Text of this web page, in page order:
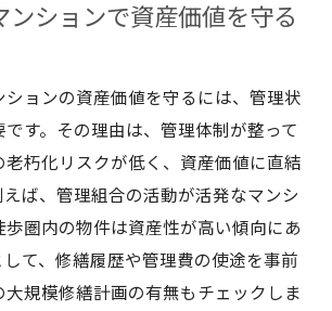
ンションで資産価値を守る
ョンの資産価値を守るには、管理状
す。その理由は、管理体制が整って
老朽化リスクが低く、資産価値に直結
えば、管理組合の活動が活発なマンシ
歩圏内の物件は資産性が高い傾向にあ
して、修繕履歴や管理費の使途を事前
大規模修繕計画の有無もチェックしま